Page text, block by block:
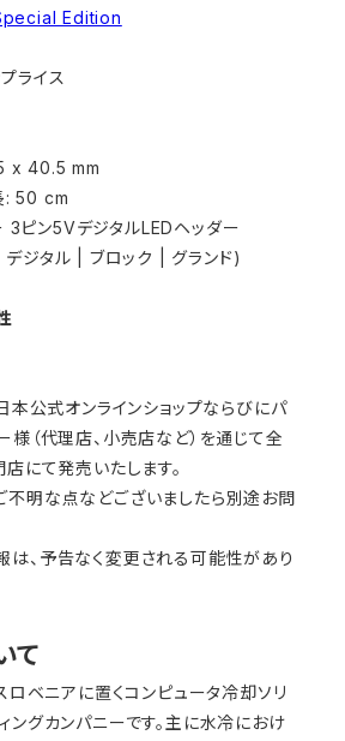
Edition
ライス
x 40.5 mm
: 50 cm
3ピン5VデジタルLEDヘッダー
ジタル | ブロック | グランド)
本公式オンラインショップならびにパ
様（代理店、小売店など）を通じて全
にて発売いたします。
不明な点などございましたら別途お問
、予告なく変更される可能性があり
て
ロベニアに置くコンピュータ冷却ソリ
ングカンパニーです。主に水冷におけ